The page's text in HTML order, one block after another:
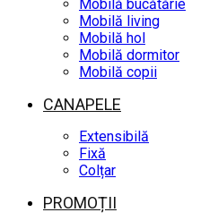
Mobilă bucătărie
Mobilă living
Mobilă hol
Mobilă dormitor
Mobilă copii
CANAPELE
Extensibilă
Fixă
Colțar
PROMOȚII